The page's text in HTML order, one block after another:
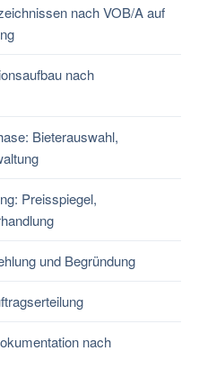
nach VOB/A auf
nach
Bieterauswahl,
Preisspiegel,
und Begründung
nach